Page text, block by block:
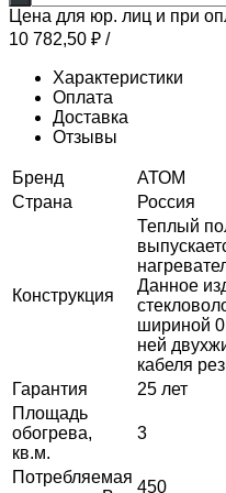
Цена для юр. лиц и при
10 782,50 ₽ /
Характеристики
Оплата
Доставка
Отзывы
Бренд
АТОМ
Страна
Россия
Конструкция
Теплый
Данное
шириной
ней
кабеля
Гарантия
25 лет
Площадь
обогрева,
кв.м.
3
Потребляемая
450